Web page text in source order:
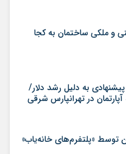
و ملکی ساختمان به کجا
به دلیل رشد دلار/
در تهرانپارس شرقی
توسط «پلتفرم‌های خانه‌یاب»